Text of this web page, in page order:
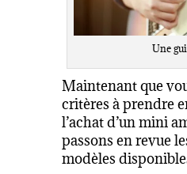
Une
Maintenant que
critères à prendre
l’achat d’un mini
passons en revue
modèles